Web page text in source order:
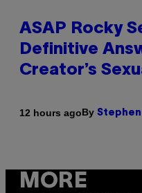
ASAP Rocky
Definitive
Creator’s
12 hours agoBy
MORE